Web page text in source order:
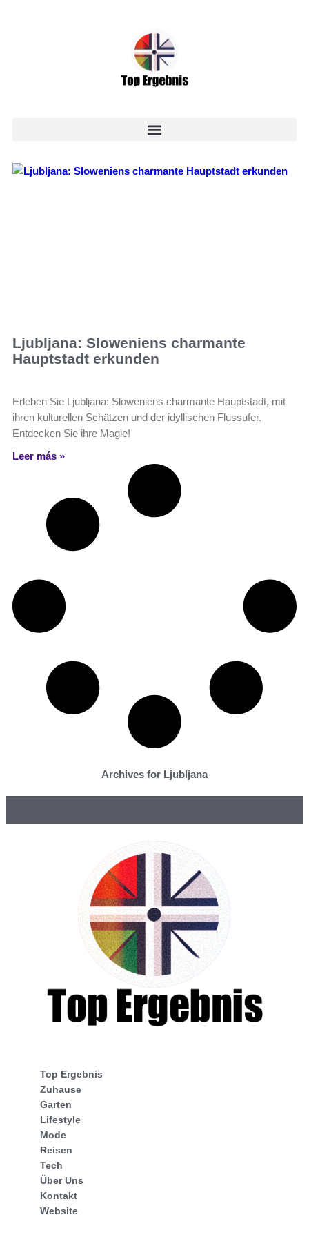
Ljubljana: Sloweniens charmante
Hauptstadt erkunden
Erleben Sie Ljubljana: Sloweniens charmante Hauptstadt, mit
ihren kulturellen Schätzen und der idyllischen Flussufer.
Entdecken Sie ihre Magie!
Leer más »
Archives for Ljubljana
Top Ergebnis
Zuhause
Garten
Lifestyle
Mode
Reisen
Tech
Über Uns
Kontakt
Website